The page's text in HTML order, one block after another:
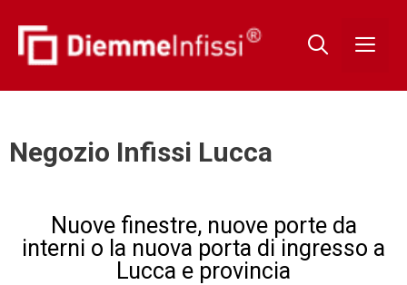
Negozio Infissi Lucca
Nuove finestre, nuove porte da
interni o la nuova porta di ingresso a
Lucca e provincia